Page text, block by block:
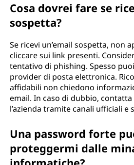
Cosa dovrei fare se
sospetta?
Se ricevi un’email sospetta, non
cliccare sui link presenti.
tentativo di phishing. Spesso
provider di posta elettronica.
affidabili non chiedono
email. In caso di dubbio,
l’azienda tramite canali ufficiali e
Una password forte
proteggermi dalle